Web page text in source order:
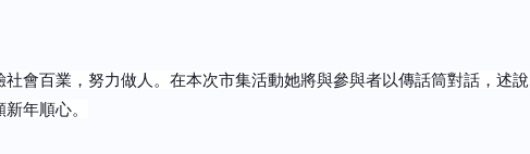
會百業，努力做人。在本次市集活動她將與參與者以傳話筒對話，述說
年順心。